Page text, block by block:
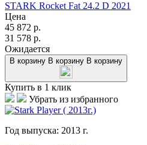
STARK Rocket Fat 24.2 D 2021
Цена
45 872 р.
31 578 р.
Ожидается
В корзину В корзину В корзину
Купить в 1 клик
Убрать из избранного
Год выпуска: 2013 г.